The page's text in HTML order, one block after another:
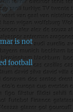
is not
football